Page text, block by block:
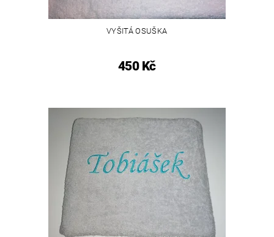
VYŠITÁ OSUŠKA
450 Kč